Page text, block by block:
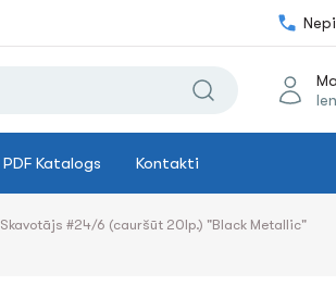
PDF Katalogs Kontakti
Skavotājs #24/6 (cauršūt 20lp.) "Black Metallic"